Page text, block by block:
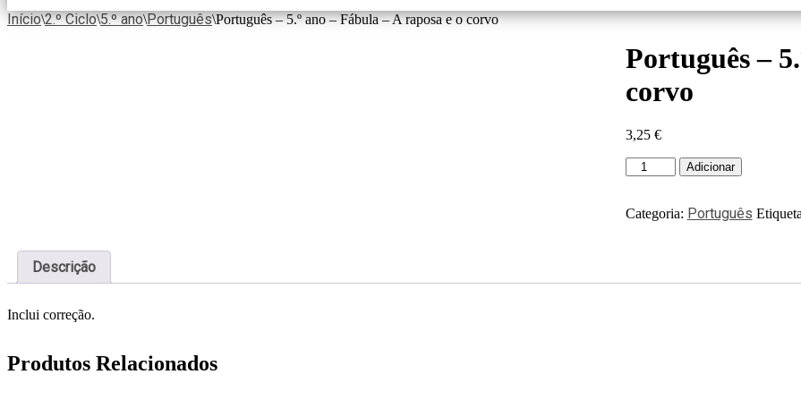
Início\2.º Ciclo\5.º ano\Português\Português – 5.º ano – Fábula – A raposa e o corvo
Português –
corvo
3,25 €
Adicionar
Categoria: Português
Descrição
Inclui correção.
Produtos Relacionados